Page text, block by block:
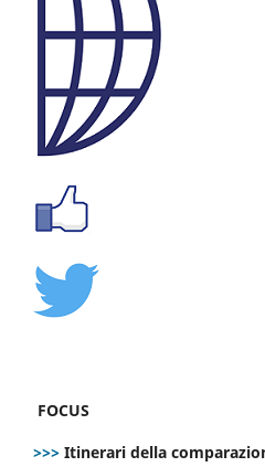
FOCUS
>>> Itinerari della